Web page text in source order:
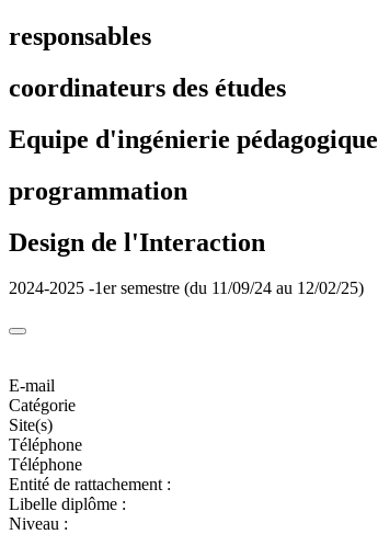
responsables
coordinateurs des études
Equipe d'ingénierie pédagogique
programmation
Design de l'Interaction
2024-2025 -1er semestre (du 11/09/24 au 12/02/25)
E-mail
Catégorie
Site(s)
Téléphone
Téléphone
Entité de rattachement :
Libelle diplôme :
Niveau :